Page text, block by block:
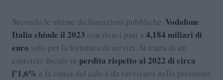
Secondo le ultime dichiarazioni pubbliche, Vodafone
Italia chiude il 2023 con ricavi pari a 4,184 miliari di
euro solo per la fornitura di servizi. Si tratta di un
esercizio fiscale in perdita rispetto al 2022 di circa
l’1,6% e la causa del calo è da ravvisarsi nella pressione